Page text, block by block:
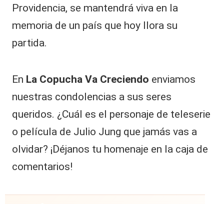
Providencia, se mantendrá viva en la
memoria de un país que hoy llora su
partida.
En La Copucha Va Creciendo enviamos
nuestras condolencias a sus seres
queridos. ¿Cuál es el personaje de teleserie
o película de Julio Jung que jamás vas a
olvidar? ¡Déjanos tu homenaje en la caja de
comentarios!